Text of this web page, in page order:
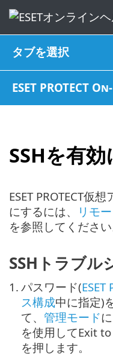
タブを選択
ESET PROTECT
SSHを有
ESET PROTECT仮
にするには、
リモ
を参照してください
SSHトラブル
1. パスワード(ESET
ス構成中に指定)
て、 管理モード
を使用してExit
を押します。